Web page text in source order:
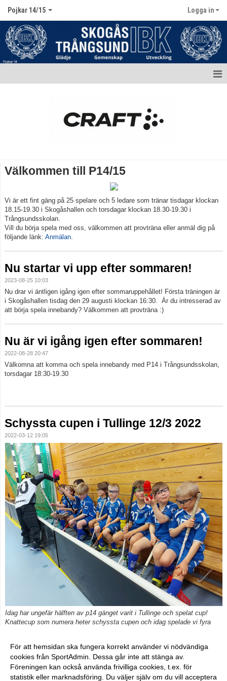
Pojkar 14/15 Logga in
Bildgalleri
Dokument
Välkommen till P14/15
Vi är ett fint gäng på 25 spelare och 5 ledare som tränar tisdagar klockan
18.15-19.30 i Skogåshallen och torsdagar klockan 18.30-19.30 i
Trångsundsskolan.
Vill du börja spela med oss, välkommen att provträna eller anmäl dig på
följande länk: Anmälan.
Nu startar vi upp efter sommaren!
2023-08-25 10:03
Nu drar vi äntligen igång igen efter sommaruppehållet! Första träningen är
i Skogåshallen tisdag den 29 augusti klockan 16:30. Är du intresserad av
att börja spela innebandy? Välkommen att provträna :)
Nu är vi igång igen efter sommaren!
2022-08-28 20:47
Välkomna att komma och spela innebandy med P14 i Trångsundsskolan,
torsdagar 18:30-19.30
Schyssta cupen i Tullinge 12/3 2022
2022-03-12 19:05
Idag har ungefär hälften av p14 gänget varit i Tullinge och spelat cup!
Knattecup som numera heter schyssta cupen och idag spelade vi fyra
Fler nyheter >>
För att hemsidan ska fungera korrekt använder vi nödvändiga
cookies från SportAdmin. Dessa går inte att stänga av.
Föreningen kan också använda frivilliga cookies, t.ex. för
statistik eller marknadsföring. Du väljer själv om du vill acceptera